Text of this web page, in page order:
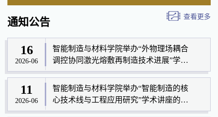
通知公告 查看更多
16
2026-06
智能制造与材料学院举办“外物理场耦合
调控协同激光熔敷再制造技术进展”学术
讲座...
11
2026-06
智能制造与材料学院举办“智能制造的核
心技术线与工程应用研究”学术讲座的通
知